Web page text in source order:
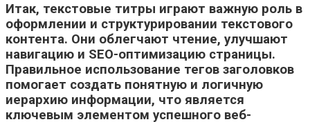
Итак, текстовые титры играют важную роль в
оформлении и структурировании текстового
контента. Они облегчают чтение, улучшают
навигацию и SEO-оптимизацию страницы.
Правильное использование тегов заголовков
помогает создать понятную и логичную
иерархию информации, что является
ключевым элементом успешного веб-